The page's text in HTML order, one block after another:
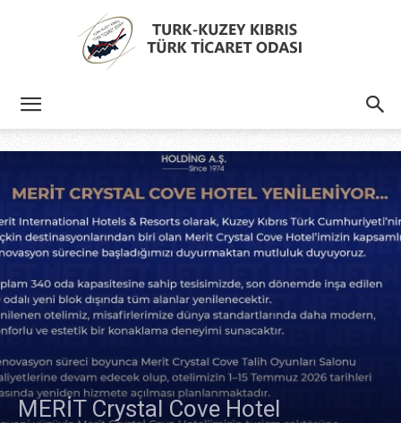
Kıbrıs
Türk
Ticaret
MERİT Crystal Cove Hotel